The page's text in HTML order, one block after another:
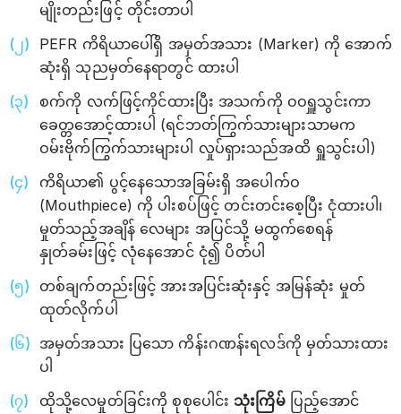
မျိုးတည်းဖြင့် တိုင်းတာပါ
PEFR ကိရိယာပေါ်ရှိ အမှတ်အသား (Marker) ကို အောက်
ဆုံးရှိ သုညမှတ်နေရာတွင် ထားပါ
စက်ကို လက်ဖြင့်ကိုင်ထားပြီး အသက်ကို ဝဝရှူသွင်းကာ
ခေတ္တအောင့်ထားပါ (ရင်ဘတ်ကြွက်သားများသာမက
ဝမ်းဗိုက်ကြွက်သားများပါ လှုပ်ရှားသည်အထိ ရှူသွင်းပါ)
ကိရိယာ၏ ပွင့်နေသောအခြမ်းရှိ အပေါက်ဝ
(Mouthpiece) ကို ပါးစပ်ဖြင့် တင်းတင်းစေ့ပြီး ငုံထားပါ၊
မှုတ်သည့်အချိန် လေများ အပြင်သို့ မထွက်စေရန်
နှုတ်ခမ်းဖြင့် လုံနေအောင် ငုံ၍ ပိတ်ပါ
တစ်ချက်တည်းဖြင့် အားအပြင်းဆုံးနှင့် အမြန်ဆုံး မှုတ်
ထုတ်လိုက်ပါ
အမှတ်အသား ပြသော ကိန်းဂဏန်းရလဒ်ကို မှတ်သားထား
ပါ
ထိုသို့လေမှုတ်ခြင်းကို စုစုပေါင်း သုံးကြိမ်ပြည့်အောင်